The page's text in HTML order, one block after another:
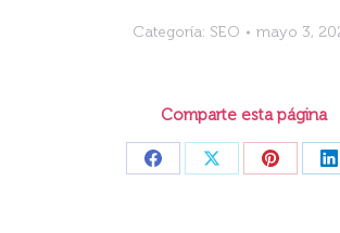
Categoría: SEO mayo 3,
Comparte esta página
Share
Share
Share